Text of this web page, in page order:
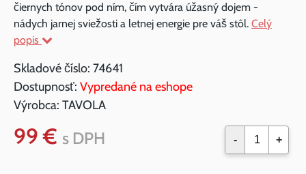
čiernych tónov pod ním, čím vytvára úžasný dojem -
nádych jarnej sviežosti a letnej energie pre váš stôl. Celý
popis
Skladové číslo: 74641
Dostupnosť: Vypredané na eshope
Výrobca: TAVOLA
99 € s DPH - +